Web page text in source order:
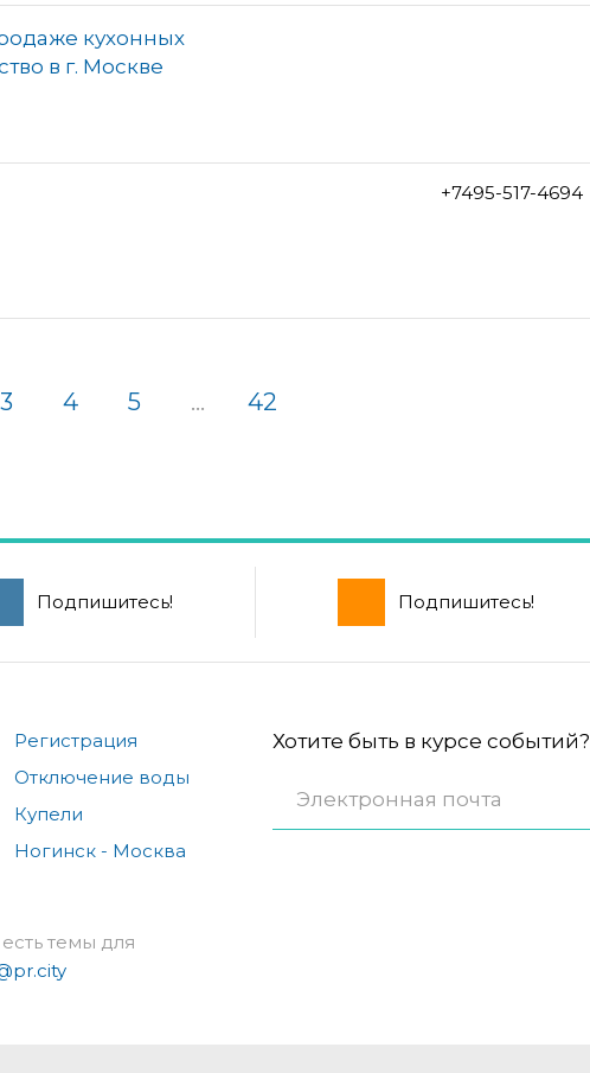
кухонных
в г. Москве
+7495-517-4694
3 4 5 ... 42
Подпишитесь! Подпишитесь!
Регистрация
Отключение воды
Купели
Ногинск - Москва
Хотите быть в курсе событий?
темы для